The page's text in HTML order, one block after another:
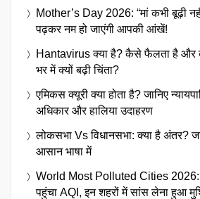
Mother’s Day 2026: “मां कभी बूढ़ी
पढ़कर नम हो जाएंगी आपकी आंखें!
Hantavirus क्या है? कैसे फैलता है और
भर में क्यों बढ़ी चिंता?
एमिकस क्यूरी क्या होता है? जानिए
अधिकार और हालिया उदाहरण
लोकसभा Vs विधानसभा: क्या है अंतर?
आसान भाषा में
World Most Polluted Cities 2026:
पहुंचा AQI, इन शहरों में सांस लेना हुआ